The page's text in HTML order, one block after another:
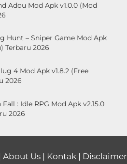
Adou Mod Apk v1.0.0 (Mod
Hunt – Sniper Game Mod Apk
Terbaru 2026
4 Mod Apk v1.8.2 (Free
2026
: Idle RPG Mod Apk v2.15.0
2026
About Us| Kontak| Disclaimer